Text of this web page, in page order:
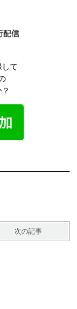
て
次の記事